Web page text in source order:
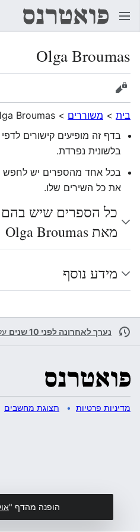
Olga Broumas
הצגת מקור
בית > משוררים >
Broumas
בדף זה מופיעים קישורים
בלשונית נפרדת.
בכל אחד מהספרים יש לחפש
את כל השירים שלו.
כל הספרים שיש בהם
מאת Olga Broumas
מידע נוסף
נערך לאחרונה לפני 10 שנים
מדיניות פרטיות תצוגת מחשבים
הופנה מהדף "